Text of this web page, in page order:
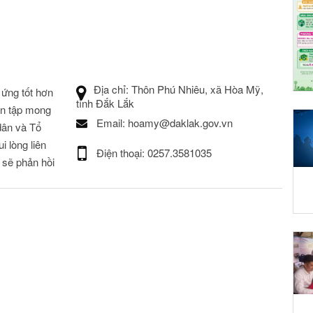
tốt hơn
tập mong
và Tổ
lòng liên
phản hồi
Địa chỉ: Thôn Phú Nhiêu, xã Hòa Mỹ,
tỉnh Đắk Lắk
Email: hoamy@daklak.gov.vn
Điện thoại: 0257.3581035